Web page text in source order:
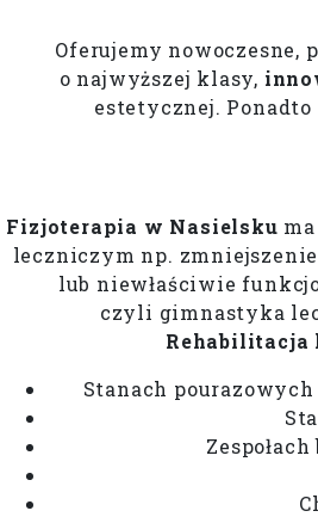
Oferujemy nowoczesne,
o najwyższej klasy,
estetycznej.
Fizjoterapia w Nasielsku
leczniczym np.
lub niewłaściwie
czyli gimnastyka
Rehabilitacja
Stanach